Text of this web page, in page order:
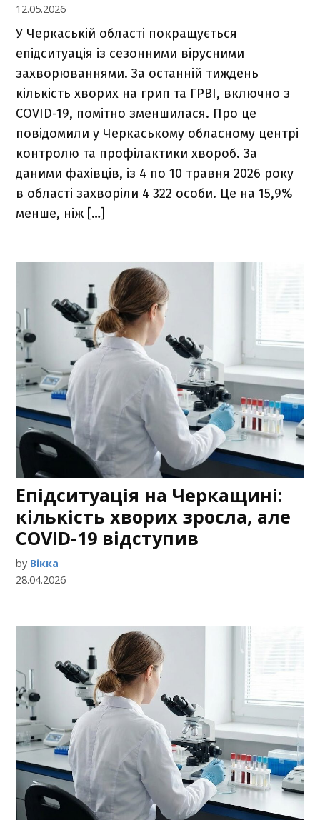
12.05.2026
У Черкаській області покращується
епідситуація із сезонними вірусними
захворюваннями. За останній тиждень
кількість хворих на грип та ГРВІ, включно з
COVID-19, помітно зменшилася. Про це
повідомили у Черкаському обласному центрі
контролю та профілактики хвороб. За
даними фахівців, із 4 по 10 травня 2026 року
в області захворіли 4 322 особи. Це на 15,9%
менше, ніж […]
Епідситуація на Черкащині:
кількість хворих зросла, але
COVID-19 відступив
by Вікка
28.04.2026